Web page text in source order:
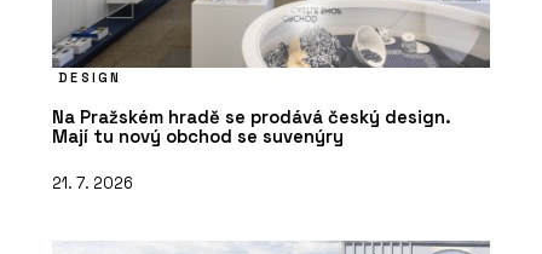
DESIGN
Na Pražském hradě se prodává český design.
Mají tu nový obchod se suvenýry
21. 7. 2026